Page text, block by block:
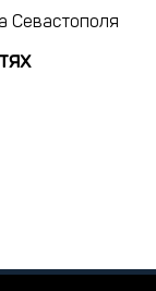
Севастополя